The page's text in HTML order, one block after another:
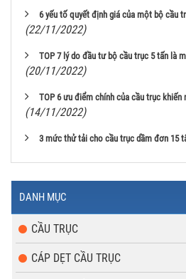
6 yếu tố quyết định giá của một bộ cầu
(22/11/2022)
TOP 7 lý do đầu tư bộ cầu trục 5 tấn là
(20/11/2022)
TOP 6 ưu điểm chính của cầu trục khiến
(14/11/2022)
3 mức thử tải cho cầu trục dầm đơn 15
DANH MỤC
CẦU TRỤC
CÁP DẸT CẦU TRỤC